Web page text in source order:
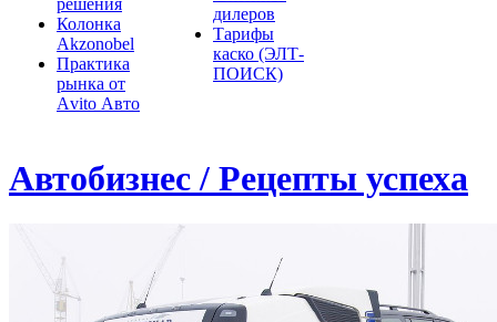
решения
Колонка
Akzonobel
Практика
рынка от
Аvito Авто
дилеров
Тарифы
каско (ЭЛТ-
ПОИСК)
Автобизнес / Рецепты успеха